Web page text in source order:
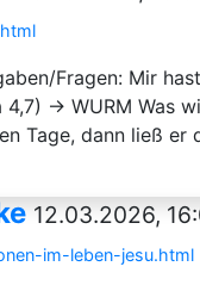
Fragen: Mir
→ WURM Was
Tage, dann ließ
12.03.2026,
im-leben-jesu.html